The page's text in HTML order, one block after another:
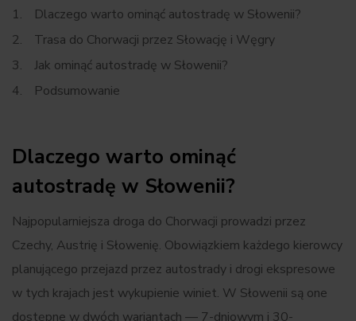
Dlaczego warto ominąć autostradę w Słowenii?
Trasa do Chorwacji przez Słowację i Węgry
Jak ominąć autostradę w Słowenii?
Podsumowanie
Dlaczego warto ominąć
autostradę w Słowenii?
Najpopularniejsza droga do Chorwacji prowadzi przez
Czechy, Austrię i Słowenię. Obowiązkiem każdego kierowcy
planującego przejazd przez autostrady i drogi ekspresowe
w tych krajach jest wykupienie winiet. W Słowenii są one
dostępne w dwóch wariantach — 7-dniowym i 30-